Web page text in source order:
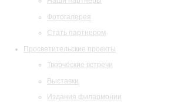
Фотогалерея
Стать партнером
Просветительские проекты
Творческие встречи
Выставки
Издания филармонии